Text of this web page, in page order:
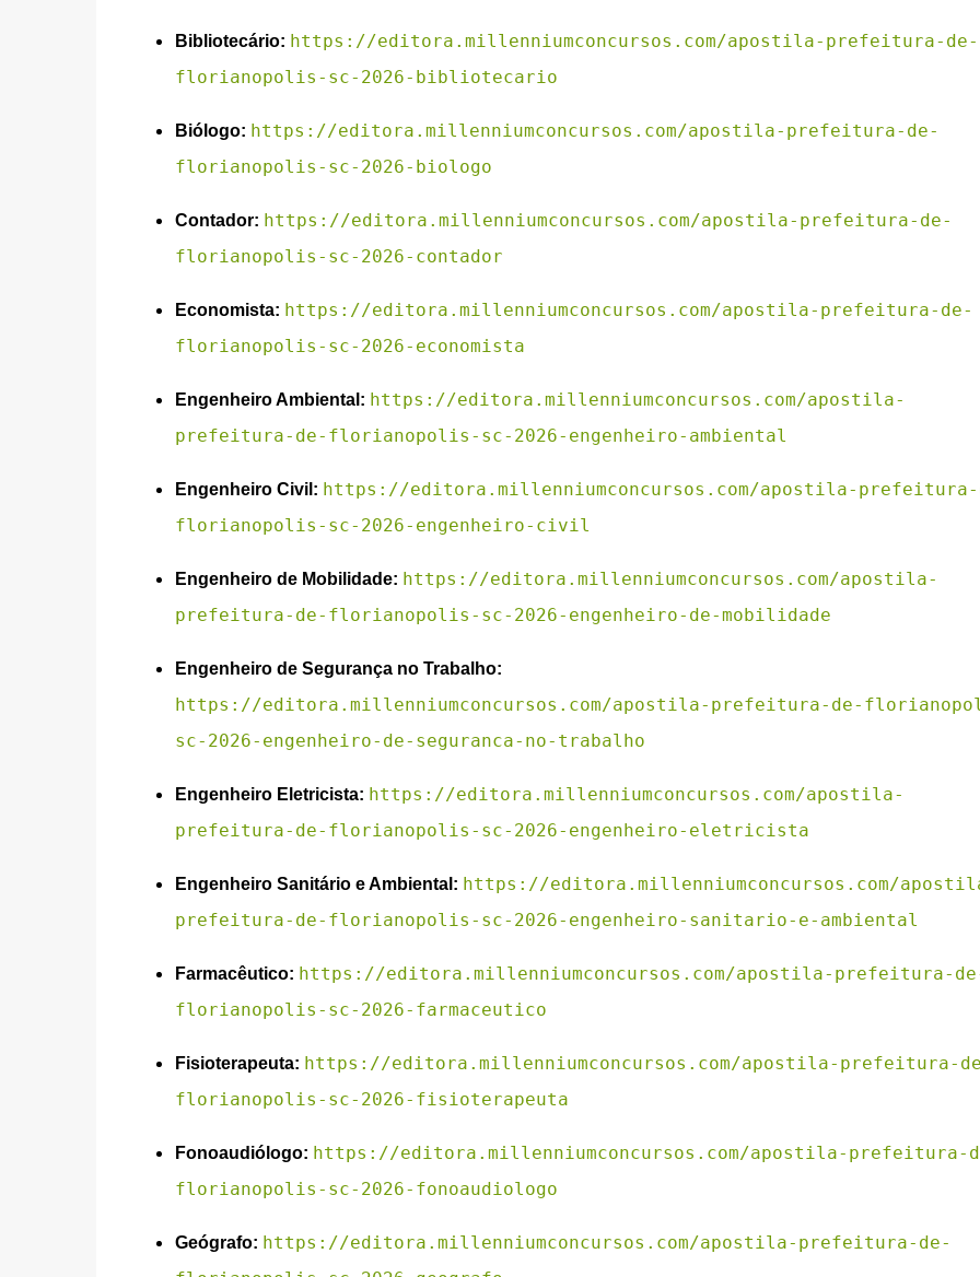
Bibliotecário: https://editora.millenniumconcursos.com/apostila-prefeitura-de-
florianopolis-sc-2026-bibliotecario
Biólogo: https://editora.millenniumconcursos.com/apostila-prefeitura-de-
florianopolis-sc-2026-biologo
Contador: https://editora.millenniumconcursos.com/apostila-prefeitura-de-
florianopolis-sc-2026-contador
Economista: https://editora.millenniumconcursos.com/apostila-prefeitura-de-
florianopolis-sc-2026-economista
Engenheiro Ambiental: https://editora.millenniumconcursos.com/apostila-
prefeitura-de-florianopolis-sc-2026-engenheiro-ambiental
Engenheiro Civil: https://editora.millenniumconcursos.com/apostila-prefeitura-
florianopolis-sc-2026-engenheiro-civil
Engenheiro de Mobilidade: https://editora.millenniumconcursos.com/apostila-
prefeitura-de-florianopolis-sc-2026-engenheiro-de-mobilidade
Engenheiro de Segurança no Trabalho:
https://editora.millenniumconcursos.com/apostila-prefeitura-de-
sc-2026-engenheiro-de-seguranca-no-trabalho
Engenheiro Eletricista: https://editora.millenniumconcursos.com/apostila-
prefeitura-de-florianopolis-sc-2026-engenheiro-eletricista
Engenheiro Sanitário e Ambiental: https://editora.millenniumconcursos.com/
prefeitura-de-florianopolis-sc-2026-engenheiro-sanitario-e-ambiental
Farmacêutico: https://editora.millenniumconcursos.com/apostila-prefeitura-
florianopolis-sc-2026-farmaceutico
Fisioterapeuta: https://editora.millenniumconcursos.com/apostila-prefeitura-
florianopolis-sc-2026-fisioterapeuta
Fonoaudiólogo: https://editora.millenniumconcursos.com/apostila-prefeitura-
florianopolis-sc-2026-fonoaudiologo
Geógrafo: https://editora.millenniumconcursos.com/apostila-prefeitura-de-